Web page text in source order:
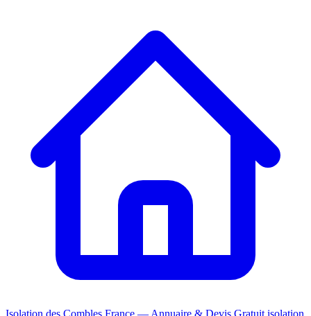
Isolation des Combles France — Annuaire & Devis Gratuit isolation